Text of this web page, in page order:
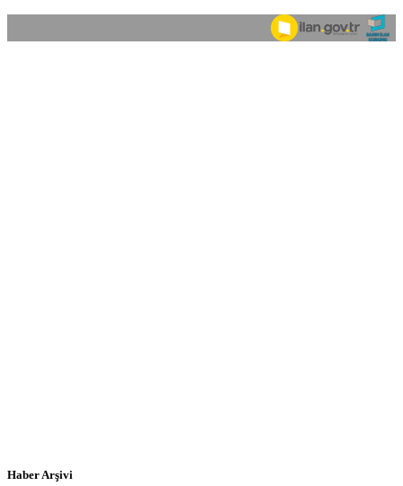
Haber Arşivi